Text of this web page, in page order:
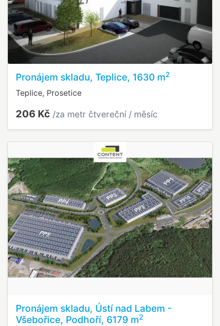
Pronájem skladu, Teplice, 1630 m2
Teplice, Prosetice
206 Kč /za metr čtvereční / měsíc
Pronájem skladu, Ústí nad Labem -
Všebořice, Podhoří, 6179 m2